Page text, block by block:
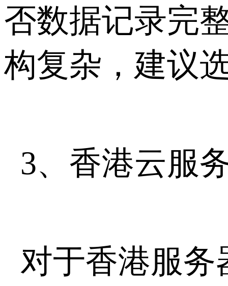
否数据记录完
构复杂，建议
3、香港云服
对于香港服